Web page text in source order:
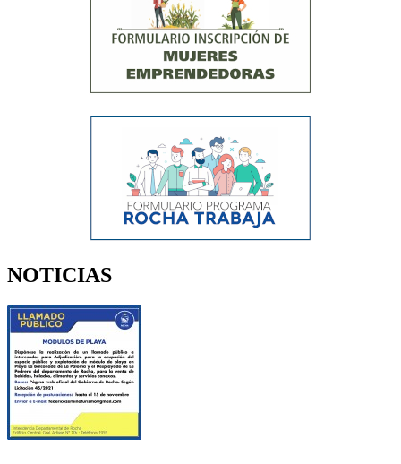
NOTICIAS